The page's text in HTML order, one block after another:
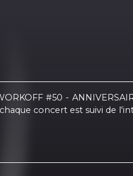
#50 -
concert est suivi de